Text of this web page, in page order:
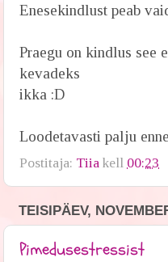
Enesekindlust peab
Praegu on kindlus see
kevadeks
ikka :D
Loodetavasti palju
Postitaja: Tiia kell 00:23
TEISIPÄEV,
Pimedusestressist